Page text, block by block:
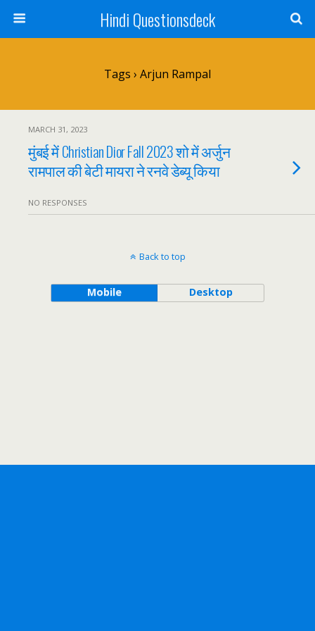
Hindi Questionsdeck
Tags › Arjun Rampal
MARCH 31, 2023
मुंबई में Christian Dior Fall 2023 शो में अर्जुन
रामपाल की बेटी मायरा ने रनवे डेब्यू किया
NO RESPONSES
Back to top
Mobile Desktop